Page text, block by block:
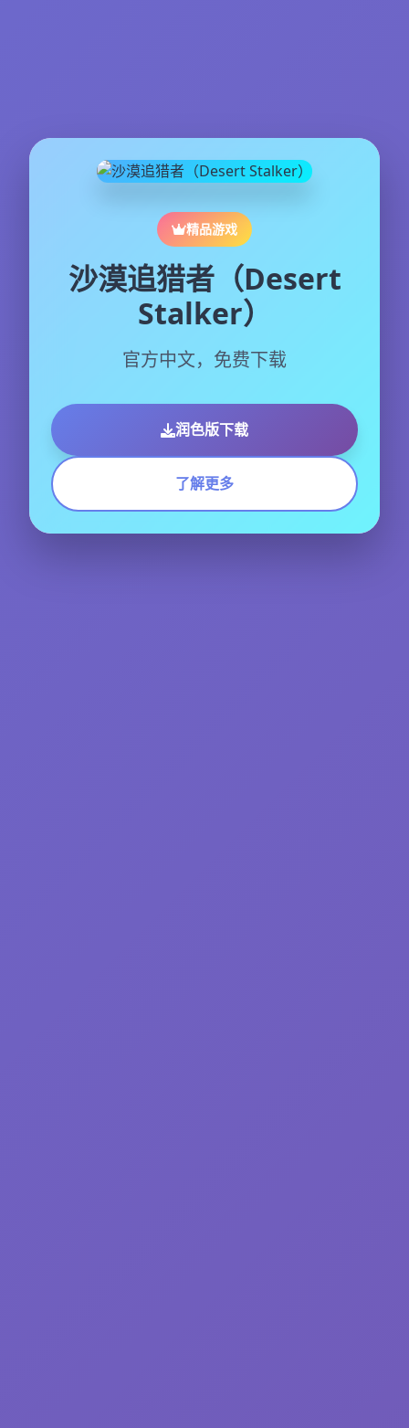
精品游戏
沙漠追猎者（Desert
Stalker）
官方中文，免费下载
润色版下载
了解更多